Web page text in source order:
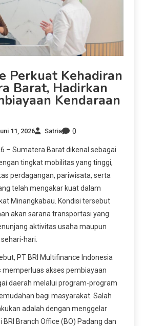
Perkuat Kehadiran
Barat, Hadirkan
Kendaraan
11, 2026 Satria 0
– Sumatera Barat dikenal sebagai
tingkat mobilitas yang tinggi,
perdagangan, pariwisata, serta
telah mengakar kuat dalam
Minangkabau. Kondisi tersebut
akan sarana transportasi yang
aktivitas usaha maupun
hari.
PT BRI Multifinance Indonesia
memperluas akses pembiayaan
daerah melalui program-program
bagi masyarakat. Salah
adalah dengan menggelar
Branch Office (BO) Padang dan